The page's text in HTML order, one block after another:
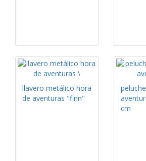
llavero metálico hora
de aventuras "finn"
cm